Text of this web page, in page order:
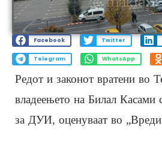
Facebook Twitter
Telegram WhatsApp
Редот и законот вратени во
владеењето на Билал Касами
за ДУИ, оценуваат во